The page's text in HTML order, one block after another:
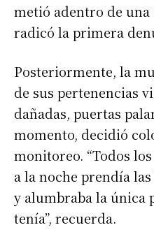
metió adentro de una
radicó la primera
Posteriormente, la
de sus pertenencias
dañadas, puertas
momento, decidió
monitoreo. “Todos
a la noche prendía
y alumbraba la única
tenía”, recuerda.